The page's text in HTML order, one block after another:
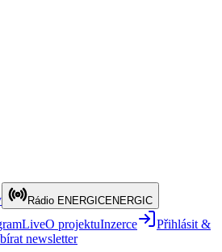
Rádio ENERGICENERGIC
LiveO projektuInzerce
Přihlásit &
newsletter